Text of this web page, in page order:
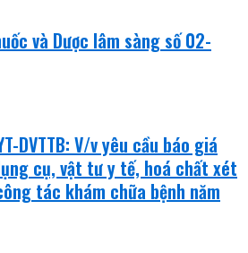
và Dược lâm sàng số 02-
DVTTB: V/v yêu cầu báo giá
cụ, vật tư y tế, hoá chất xét
tác khám chữa bệnh năm